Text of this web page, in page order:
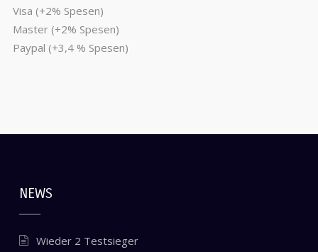
Visa (+2% Spesen)
Master (+2% Spesen)
Paypal (+3,4 % Spesen)
NEWS
Wieder 2 Testsieger